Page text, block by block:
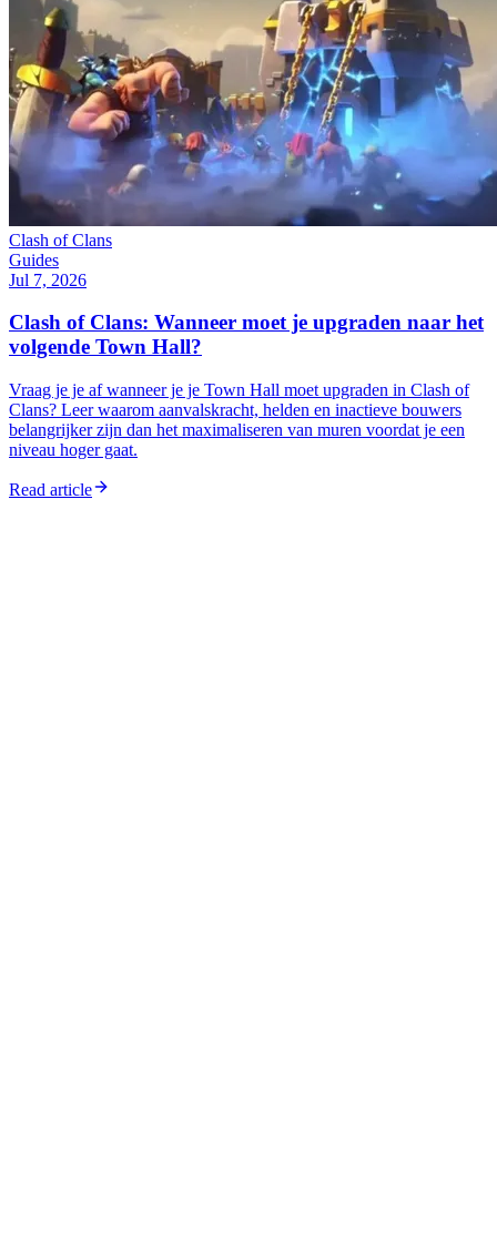
Clash of Clans
Guides
Jul 7, 2026
Clash of Clans: Wanneer moet je upgraden naar het
volgende Town Hall?
Vraag je je af wanneer je je Town Hall moet upgraden in Clash of
Clans? Leer waarom aanvalskracht, helden en inactieve bouwers
belangrijker zijn dan het maximaliseren van muren voordat je een
niveau hoger gaat.
Read article